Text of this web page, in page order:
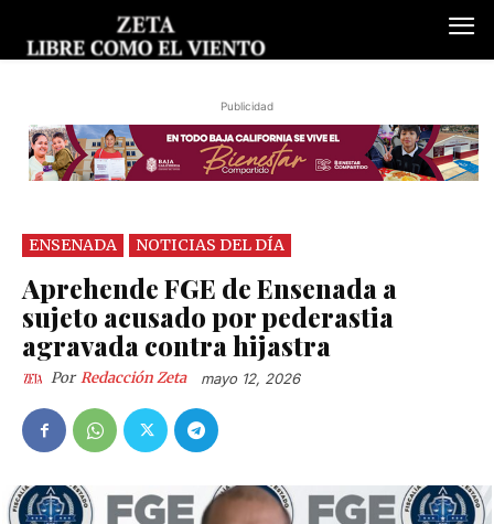
Publicidad
ENSENADA NOTICIAS DEL DÍA
Aprehende FGE de Ensenada a
sujeto acusado por pederastia
agravada contra hijastra
Por Redacción Zeta mayo 12, 2026